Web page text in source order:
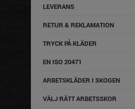
LEVERANS
RETUR & REKLAMATION
TRYCK PÅ KLÄDER
EN ISO 20471
ARBETSKLÄDER I SKOGEN
VÄLJ RÄTT ARBETSSKOR